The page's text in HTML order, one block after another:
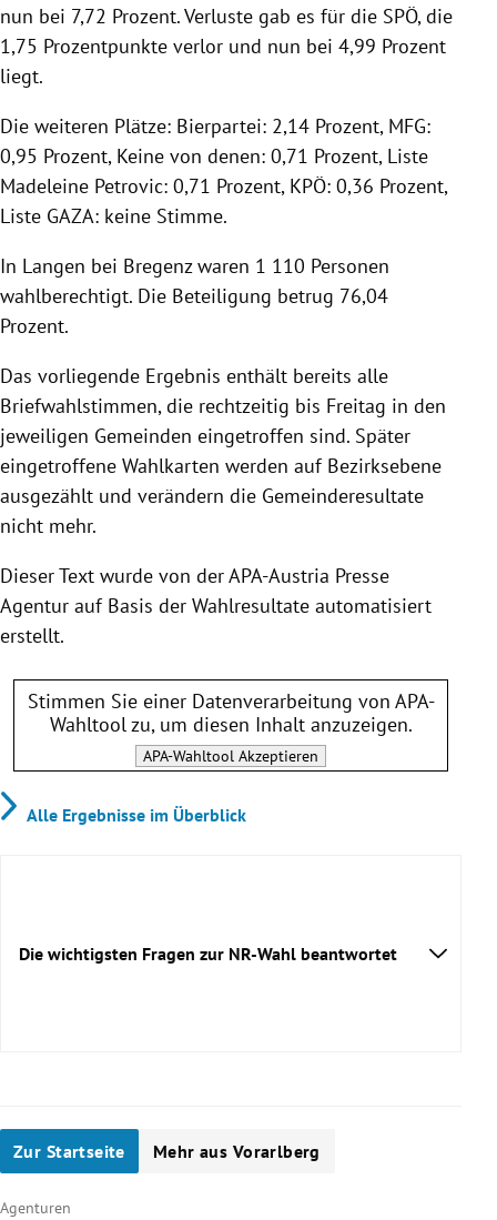
Untermenü
nun bei 7,72 Prozent. Verluste gab es für die SPÖ, die
1,75 Prozentpunkte verlor und nun bei 4,99 Prozent
liegt.
Die weiteren Plätze: Bierpartei: 2,14 Prozent, MFG:
0,95 Prozent, Keine von denen: 0,71 Prozent, Liste
Madeleine Petrovic: 0,71 Prozent, KPÖ: 0,36 Prozent,
Liste GAZA: keine Stimme.
In Langen bei Bregenz waren 1 110 Personen
wahlberechtigt. Die Beteiligung betrug 76,04
Prozent.
Das vorliegende Ergebnis enthält bereits alle
Briefwahlstimmen, die rechtzeitig bis Freitag in den
jeweiligen Gemeinden eingetroffen sind. Später
eingetroffene Wahlkarten werden auf Bezirksebene
ausgezählt und verändern die Gemeinderesultate
nicht mehr.
Dieser Text wurde von der APA-Austria Presse
Agentur auf Basis der Wahlresultate automatisiert
erstellt.
Stimmen Sie einer Datenverarbeitung von APA-
Wahltoolzu, um diesen Inhalt anzuzeigen.
APA-Wahltool Akzeptieren
Alle Ergebnisse im Überblick
Die wichtigsten Fragen zur NR-Wahl beantwortet
Was genau wird bei der NR-Wahl gewählt?
Zur Startseite Mehr aus Vorarlberg
Agenturen